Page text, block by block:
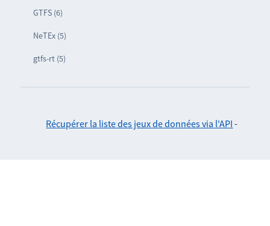
GTFS (6)
NeTEx (5)
gtfs-rt (5)
Récupérer la liste des jeux de données via l'API -